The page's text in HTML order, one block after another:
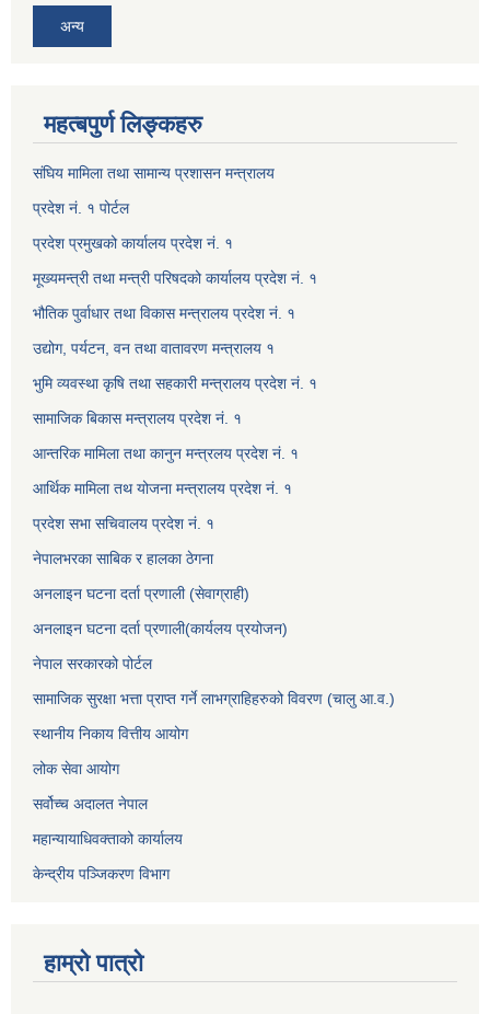
अन्य
महत्बपुर्ण लिङ्कहरु
संघिय मामिला तथा सामान्य प्रशासन मन्त्रालय
प्रदेश नं. १ पोर्टल
प्रदेश प्रमुखको कार्यालय प्रदेश नं. १
मूख्यमन्त्री तथा मन्त्री परिषदको कार्यालय प्रदेश नं. १
भौतिक पुर्वाधार तथा विकास मन्त्रालय प्रदेश नं. १
उद्योग, पर्यटन, वन तथा वातावरण मन्त्रालय १
भुमि व्यवस्था कृषि तथा सहकारी मन्त्रालय प्रदेश नं. १
सामाजिक बिकास मन्त्रालय प्रदेश नं. १
आन्तरिक मामिला तथा कानुन मन्त्रलय प्रदेश नं. १
आर्थिक मामिला तथ योजना मन्त्रालय प्रदेश नं. १
प्रदेश सभा सचिवालय प्रदेश नं. १
नेपालभरका साबिक र हालका ठेगना
अनलाइन घटना दर्ता प्रणाली (सेवाग्राही)
अनलाइन घटना दर्ता प्रणाली(कार्यलय प्रयोजन)
नेपाल सरकारको पोर्टल
सामाजिक सुरक्षा भत्ता प्राप्त गर्ने लाभग्राहिहरुको विवरण (चालु आ.व.)
स्थानीय निकाय वित्तीय आयोग
लोक सेवा आयोग
सर्वोच्च अदालत नेपाल
महान्यायाधिवक्ताको कार्यालय
केन्द्रीय पञ्जिकरण विभाग
हाम्रो पात्रो